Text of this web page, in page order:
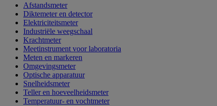
Afstandsmeter
Diktemeter en detector
Elektriciteitsmeter
Industriële weegschaal
Krachtmeter
Meetinstrument voor laboratoria
Meten en markeren
Omgevingsmeter
Optische apparatuur
Snelheidsmeter
Teller en hoeveelheidsmeter
Temperatuur- en vochtmeter